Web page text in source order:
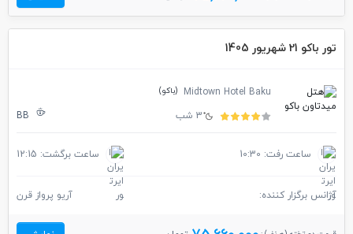
تور باکو 21 شهریور 1405
Midtown Hotel Baku (باکو)
3 شب BB
ساعت رفت: 10:30 ساعت برگشت: 12:15
آژانس برگزار کننده: آریو پرواز قرن